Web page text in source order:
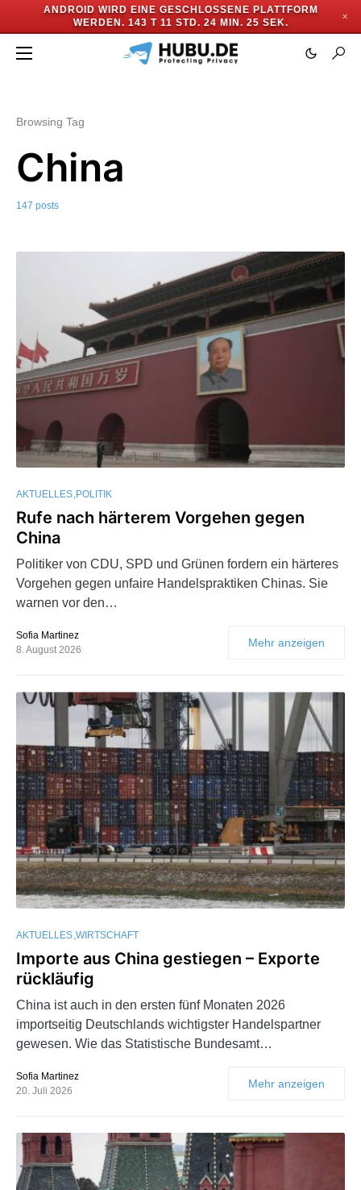
ANDROID WIRD EINE GESCHLOSSENE PLATTFORM
WERDEN. 143 T 11 STD. 24 MIN. 22 SEK.
✕
Browsing Tag
China
147 posts
AKTUELLES POLITIK
Rufe nach härterem Vorgehen gegen
China
Politiker von CDU, SPD und Grünen fordern ein härteres
Vorgehen gegen unfaire Handelspraktiken Chinas. Sie
warnen vor den…
Sofia Martinez
8. August 2026
Mehr anzeigen
AKTUELLES WIRTSCHAFT
Importe aus China gestiegen – Exporte
rückläufig
China ist auch in den ersten fünf Monaten 2026
importseitig Deutschlands wichtigster Handelspartner
gewesen. Wie das Statistische Bundesamt…
Sofia Martinez
20. Juli 2026
Mehr anzeigen